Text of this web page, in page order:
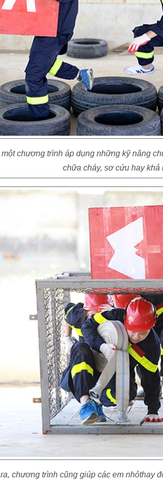
chương trình áp dụng những kỹ năng
chữa cháy, sơ cứu hay khả
chương trình cũng giúp các em nhỏthay